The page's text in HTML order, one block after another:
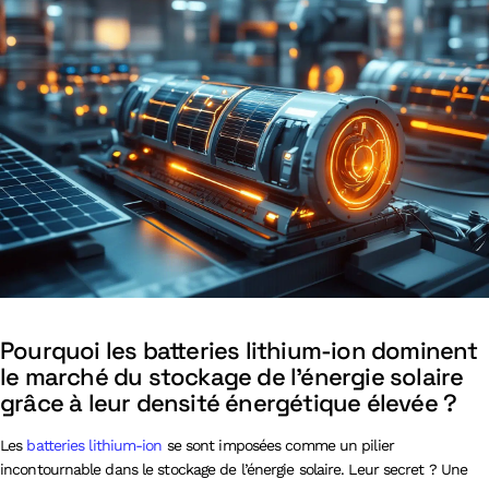
Pourquoi les batteries lithium-ion dominent
le marché du stockage de l’énergie solaire
grâce à leur densité énergétique élevée ?
Les batteries lithium-ion se sont imposées comme un pilier
incontournable dans le stockage de l’énergie solaire. Leur secret ? Une